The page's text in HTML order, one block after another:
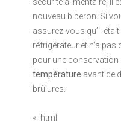
sécurité alimentaire, il
nouveau biberon. Si
assurez-vous qu’il
réfrigérateur et n’a
pour une conservation
température avant de
brûlures.
« `html